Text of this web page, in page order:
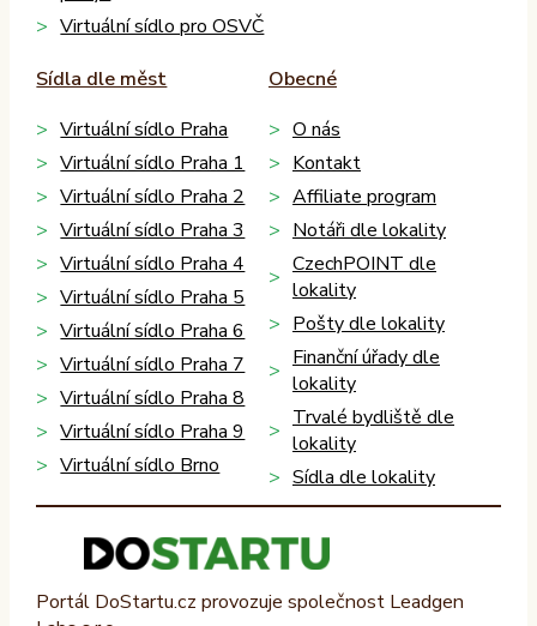
Virtuální sídlo pro OSVČ
Sídla dle měst
Virtuální sídlo Praha
Virtuální sídlo Praha 1
Virtuální sídlo Praha 2
Virtuální sídlo Praha 3
Virtuální sídlo Praha 4
Virtuální sídlo Praha 5
Virtuální sídlo Praha 6
Virtuální sídlo Praha 7
Virtuální sídlo Praha 8
Virtuální sídlo Praha 9
Virtuální sídlo Brno
Obecné
O nás
Kontakt
Affiliate program
Notáři dle lokality
CzechPOINT dle
lokality
Pošty dle lokality
Finanční úřady dle
lokality
Trvalé bydliště dle
lokality
Sídla dle lokality
Portál DoStartu.cz provozuje společnost Leadgen